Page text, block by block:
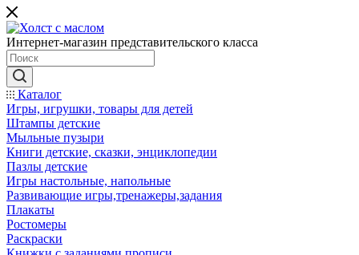
Интернет-магазин представительского класса
Каталог
Игры, игрушки, товары для детей
Штампы детские
Мыльные пузыри
Книги детские, сказки, энциклопедии
Пазлы детские
Игры настольные, напольные
Развивающие игры,тренажеры,задания
Плакаты
Ростомеры
Раскраски